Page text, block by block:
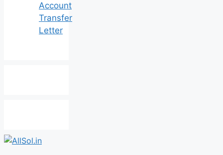
Account
Transfer
Letter